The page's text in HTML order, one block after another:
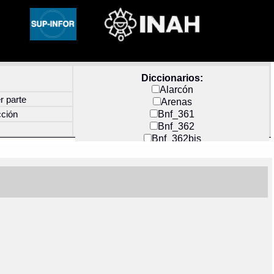
Diccionarios:
Alarcón
Arenas
Bnf_361
Bnf_362
Bnf_362bis
Docs_México
parte